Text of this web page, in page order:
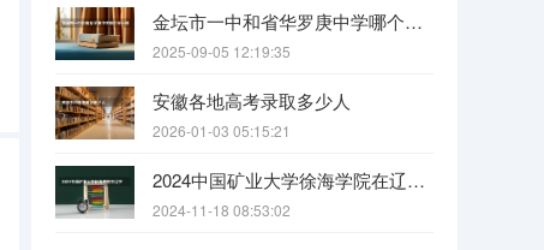
金坛市一中和省华罗庚中学哪个好一些？
2025-09-05 12:19:35
安徽各地高考录取多少人
2026-01-03 05:15:21
2024中国矿业大学徐海学院在辽宁招生招生情况怎么样
2024-11-18 08:53:02